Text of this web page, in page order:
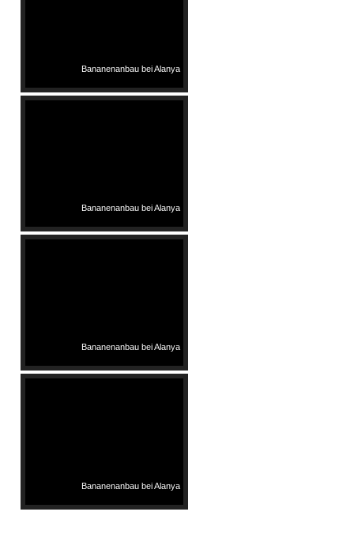
Bananenanbau bei Alanya
Bananenanbau bei Alanya
Bananenanbau bei Alanya
Bananenanbau bei Alanya